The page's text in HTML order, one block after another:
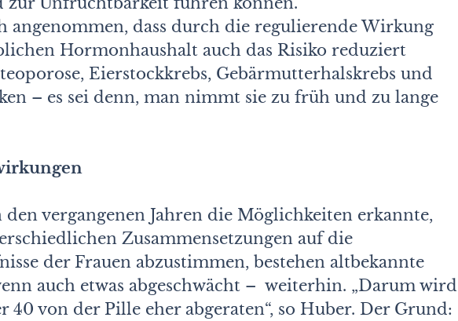
angenommen, dass durch die regulierende Wirkung
Hormonhaushalt auch das Risiko reduziert
Eierstockkrebs, Gebärmutterhalskrebs und
– es sei denn, man nimmt sie zu früh und zu lange
vergangenen Jahren die Möglichkeiten erkannte,
Zusammensetzungen auf die
der Frauen abzustimmen, bestehen altbekannte
auch etwas abgeschwächt – weiterhin. „Darum wird
40 von der Pille eher abgeraten“, so Huber. Der Grund: